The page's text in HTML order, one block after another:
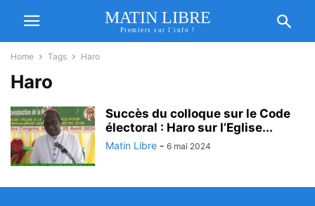
MATIN LIBRE
Premiers sur l'info !
Home Tags Haro
Haro
Succès du colloque sur le Code
électoral : Haro sur l’Eglise...
Matin Libre - 6 mai 2024